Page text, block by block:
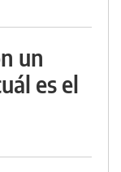
un
es el